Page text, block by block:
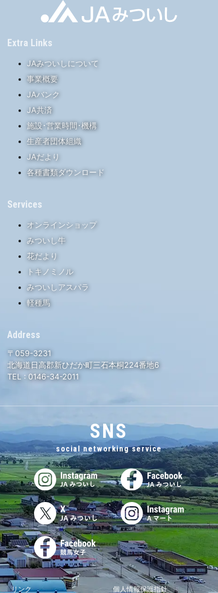
Extra Links
JAみついしについて
事業概要
JAバンク
JA共済
施設･営業時間･機構
生産者団体組織
JAだより
各種書類ダウンロード
Services
オンラインショップ
みついし牛
花だより
トキノミノル
みついしアスパラ
軽種馬
Address
〒059-3231
北海道日高郡新ひだか町三石本桐224番地6
TEL : 0146-34-2011
SNS
social networking service
リンク 個人情報保護指針